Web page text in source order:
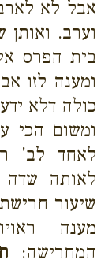
אבל לא
וערב. ואותן
בית הפרס
ומענה לזו
כולה דלא
ומשום הכי
לאחד לב'
לאותה
שיעור
מענה
המחרישה: